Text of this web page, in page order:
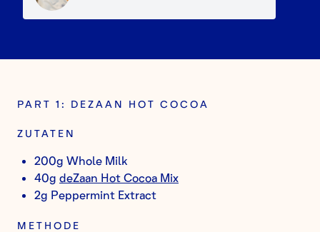
PART 1: DEZAAN HOT COCOA
ZUTATEN
200g Whole Milk
40g deZaan Hot Cocoa Mix
2g Peppermint Extract
METHODE